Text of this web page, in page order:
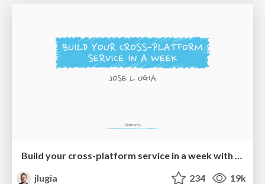
jlugia
234 19k